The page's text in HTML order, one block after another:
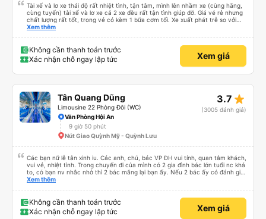
Tài xế và lơ xe thái độ rất nhiệt tình, tận tâm, mình lên nhầm xe (cùng hãng,
cùng tuyến) tài xế và lơ xe cả 2 xe đều rất tận tình giúp đỡ. Giá vé rẻ nhưng
chất lượng rất tốt, trong vé có kèm 1 bữa cơm tối. Xe xuất phát trễ so với
trên app 45p, nhưng do bão nên trời mưa rất to, có thể thông cảm được.
Xem thêm
Không cần thanh toán trước
Xác nhận chỗ ngay lập tức
Xem giá
Tân Quang Dũng
Limousine 22 Phòng Đôi (WC)
3.7 star_rate
(3005 đánh giá)
Văn Phòng Hội An
9 giờ 50 phút
Nút Giao Quỳnh Mỹ - Quỳnh Lưu
Các bạn nữ lễ tân xinh iu. Các anh, chú, bác VP ĐH vui tính, quan tâm khách,
vui vẻ, nhiệt tình. Trong chuyến đi của mình có 2 gia đình bác lớn tuổi nc khá
to, có bạn nv nhắc nhở thì 2 bác mắng lại bạn ấy. Nếu 2 bác ấy có đánh giá
xấu thì mình ngược lại nha. Bạn ấy nhắc nhở rất đúng. 2 bác nói rất to. To
bạn ấy nha. Nếu bạn ấy bị trừ thì bảo bạn ấy liên hệ sđt của mình, mình hỗ
trợ ạ. Số mình đuôi 666, chuyến ĐH-NT ngày 16/1. À các bạn nữ lễ tân xinh
iu còn đổi cho mình phòng đơn sang đôi xong còn note là (một mình) yêu
Xem thêm
Không cần thanh toán trước
Xác nhận chỗ ngay lập tức
Xem giá